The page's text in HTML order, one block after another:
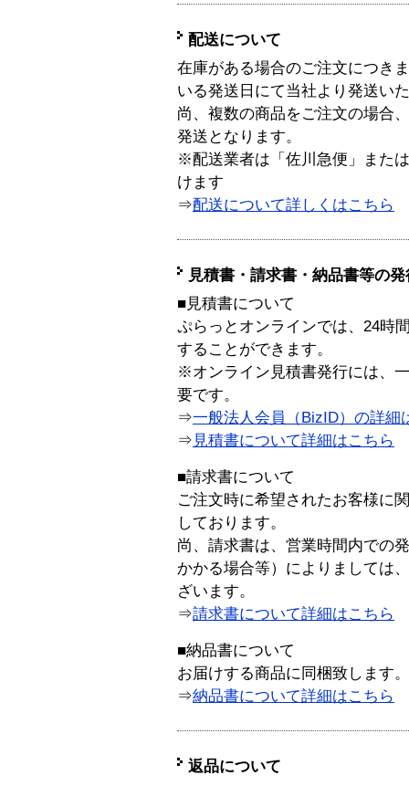
配送について
在庫がある場合のご注文につき
いる発送日にて当社より発送い
尚、複数の商品をご注文の場合
発送となります。
※配送業者は「佐川急便」また
けます
⇒配送について詳しくはこちら
見積書・請求書・納品書等の
■見積書について
ぷらっとオンラインでは、24時
することができます。
※オンライン見積書発行には、
要です。
⇒一般法人会員（BizID）の詳細
⇒ 見積書について詳細はこちら
■請求書について
ご注文時に希望されたお客様に
しております。
尚、請求書は、営業時間内での
かかる場合等）によりましては
ざいます。
⇒請求書について詳細はこちら
■納品書について
お届けする商品に同梱致します。
⇒納品書について詳細はこちら
返品について